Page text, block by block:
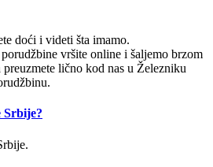
doći i videti šta imamo.
vršite online i šaljemo brzom
lično kod nas u Železniku
Srbije?